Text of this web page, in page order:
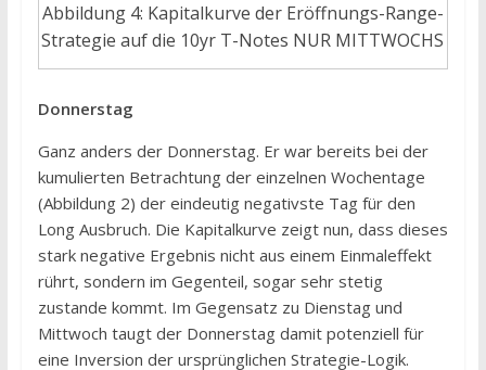
Abbildung 4: Kapitalkurve der Eröffnungs-Range-
Strategie auf die 10yr T-Notes NUR MITTWOCHS
Donnerstag
Ganz anders der Donnerstag. Er war bereits bei der
kumulierten Betrachtung der einzelnen Wochentage
(Abbildung 2) der eindeutig negativste Tag für den
Long Ausbruch. Die Kapitalkurve zeigt nun, dass dieses
stark negative Ergebnis nicht aus einem Einmaleffekt
rührt, sondern im Gegenteil, sogar sehr stetig
zustande kommt. Im Gegensatz zu Dienstag und
Mittwoch taugt der Donnerstag damit potenziell für
eine Inversion der ursprünglichen Strategie-Logik.